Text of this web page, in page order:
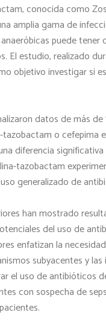
conocida como
amplia gama de
puede tener
El estudio, realizado
objetivo investigar si
datos de más
tazobactam o cefepima
diferencia
tazobactam
generalizado de
han mostrado
del uso de
enfatizan la
subyacentes y
el uso de antibióticos
con sospecha de